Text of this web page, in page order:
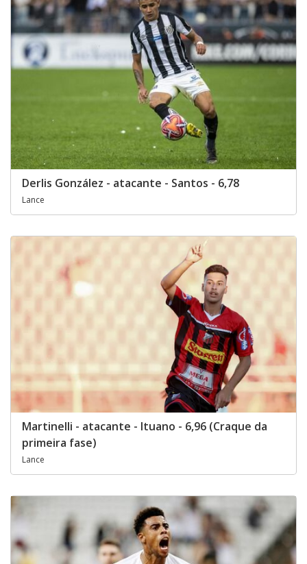
Derlis González - atacante - Santos - 6,78
Lance
Martinelli - atacante - Ituano - 6,96 (Craque da
primeira fase)
Lance